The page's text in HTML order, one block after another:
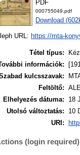
PDF
000755049.pdf
Download
URL: https://mta-
Tétel típus:
információk:
kulcsszavak:
Feltöltő:
Elhelyezés dátuma:
18
Utolsó változtatás:
10
URI:
(login required)